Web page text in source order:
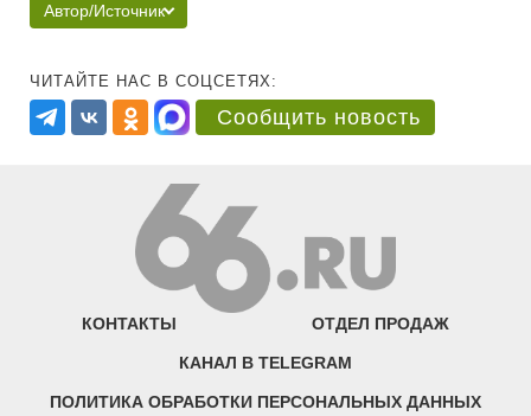
Автор/Источник
ЧИТАЙТЕ НАС В СОЦСЕТЯХ:
Сообщить новость
КОНТАКТЫ ОТДЕЛ ПРОДАЖ
КАНАЛ В TELEGRAM
ПОЛИТИКА ОБРАБОТКИ ПЕРСОНАЛЬНЫХ ДАННЫХ